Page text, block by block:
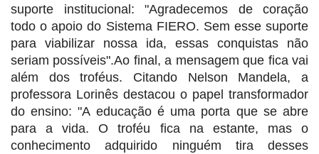
suporte institucional: "Agradecemos de coração
todo o apoio do Sistema FIERO. Sem esse suporte
para viabilizar nossa ida, essas conquistas não
seriam possíveis".Ao final, a mensagem que fica vai
além dos troféus. Citando Nelson Mandela, a
professora Lorinês destacou o papel transformador
do ensino: "A educação é uma porta que se abre
para a vida. O troféu fica na estante, mas o
conhecimento adquirido ninguém tira desses